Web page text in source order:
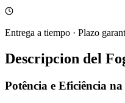
Entrega a tiempo · Plazo
Descripcion del
Potência e Eficiência